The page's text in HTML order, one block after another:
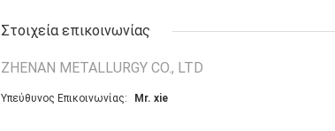
Στοιχεία επικοινωνίας
ZHENAN METALLURGY CO., LTD
Υπεύθυνος Επικοινωνίας: Mr. xie